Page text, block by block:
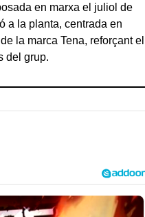
en marxa el juliol de
a la planta, centrada en
la marca Tena, reforçant el
del grup.